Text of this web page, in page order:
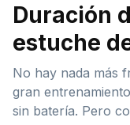
Duración
estuche
No hay nada más
gran
sin batería. Pero